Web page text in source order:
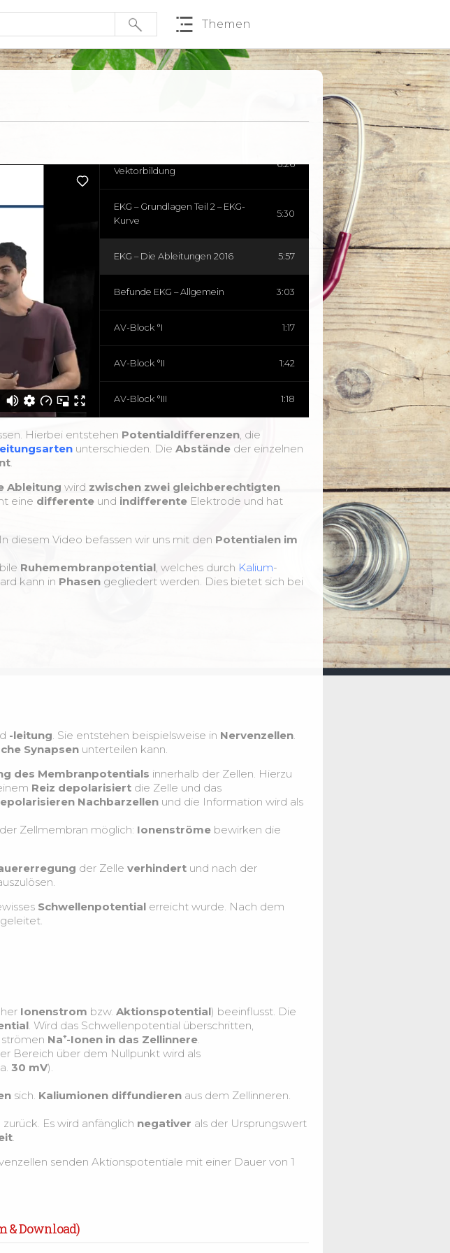
Themen
EKG-Ableitung Grundlagen +
Einthoven
EKG – Ableitung nach Wilson 1:32
Vektorbildung
6:26
EKG – Grundlagen Teil 2 – EKG-
Kurve
5:30
EKG – Die Ableitungen 2016 5:57
Befunde EKG – Allgemein 3:03
AV-Block °I 1:17
AV-Block °II 1:42
AV-Block °III 1:18
Hierbei entstehen Potentialdifferenzen, die
unterschieden. Die Abstände der einzelnen
.
Ableitung wird zwischen zwei gleichberechtigten
eine differente und indifferente Elektrode und hat
diesem Video befassen wir uns mit den Potentialen im
Ruhemembranpotential, welches durch Kalium-
kann in Phasen gegliedert werden. Dies bietet sich bei
-leitung. Sie entstehen beispielsweise in Nervenzellen.
Synapsen unterteilen kann.
des Membranpotentials innerhalb der Zellen. Hierzu
Reiz depolarisiert die Zelle und das
Nachbarzellen und die Information wird als
Zellmembran möglich: Ionenströme bewirken die
der Zelle verhindert und nach der
Schwellenpotential erreicht wurde. Nach dem
Ionenstrom bzw. Aktionspotential) beeinflusst. Die
. Wird das Schwellenpotential überschritten,
Na⁺-Ionen in das Zellinnere.
Bereich über dem Nullpunkt wird als
30 mV).
sich. Kaliumionen diffundieren aus dem Zellinneren.
Es wird anfänglich negativer als der Ursprungswert
.
senden Aktionspotentiale mit einer Dauer von 1
& Download)